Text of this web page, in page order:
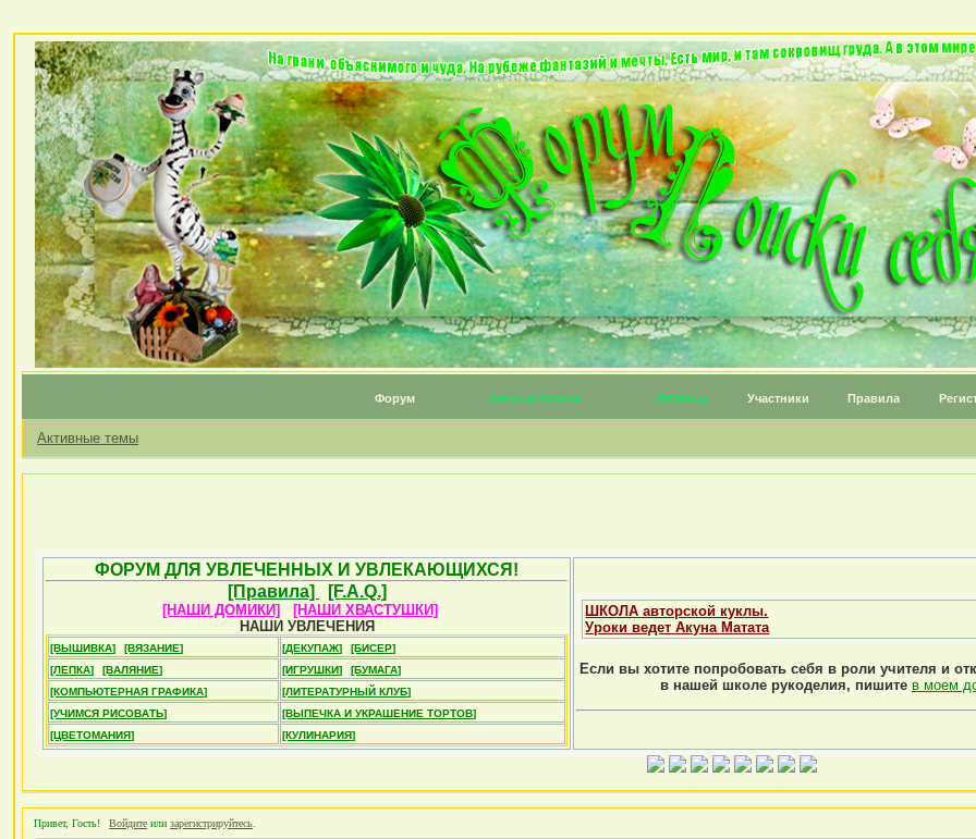
Форум Личные топики Награды Участники Правила
Активные темы
ФОРУМ ДЛЯ УВЛЕЧЕННЫХ И УВЛЕКАЮЩИХСЯ!
[Правила]
[F.A.Q.]
[НАШИ ДОМИКИ]
[НАШИ ХВАСТУШКИ]
НАШИ УВЛЕЧЕНИЯ
[ВЫШИВКА] [ВЯЗАНИЕ] [ДЕКУПАЖ]
[БИСЕР]
[ЛЕПКА]
[ВАЛЯНИЕ] [ИГРУШКИ]
[БУМАГА]
[КОМПЬЮТЕРНАЯ ГРАФИКА]
[ЛИТЕРАТУРНЫЙ КЛУБ]
[УЧИМСЯ РИСОВАТЬ]
[ВЫПЕЧКА И УКРАШЕНИЕ ТОРТОВ]
[ЦВЕТОМАНИЯ]
[КУЛИНАРИЯ]
ШКОЛА авторской куклы.
Уроки ведет Акуна Матата
Если вы хотите попробовать себя в роли учителя и
в нашей школе рукоделия, пишите в моем
Привет, Гость! Войдите илизарегистрируйтесь